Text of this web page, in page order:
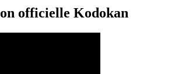
officielle Kodokan